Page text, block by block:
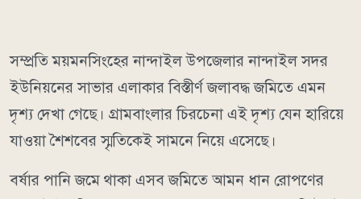
সম্প্রতি ময়মনসিংহের নান্দাইল উপজেলার নান্দাইল সদর
ইউনিয়নের সাভার এলাকার বিস্তীর্ণ জলাবদ্ধ জমিতে এমন
দৃশ্য দেখা গেছে। গ্রামবাংলার চিরচেনা এই দৃশ্য যেন হারিয়ে
যাওয়া শৈশবের স্মৃতিকেই সামনে নিয়ে এসেছে।
বর্ষার পানি জমে থাকা এসব জমিতে আমন ধান রোপণের